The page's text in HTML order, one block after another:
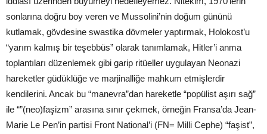
sonlarına doğru boy veren ve Mussolini’nin doğum gününü
kutlamak, gövdesine swastika dövmeler yaptırmak, Holokost’u
“yarım kalmış bir teşebbüs” olarak tanımlamak, Hitler’i anma
toplantıları düzenlemek gibi garip ritüeller uygulayan Neonazi
hareketler güdüklüğe ve marjinalliğe mahkum etmişlerdir
kendilerini. Ancak bu “manevra”dan hareketle “popülist aşırı sağ”
ile “”(neo)faşizm” arasına sınır çekmek, örneğin Fransa’da Jean-
Marie Le Pen’in partisi Front National’i (FN= Milli Cephe) “faşist”,